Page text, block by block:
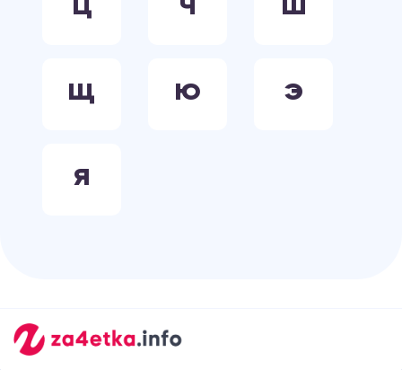
Ц Ч Ш
Щ Ю Э
Я